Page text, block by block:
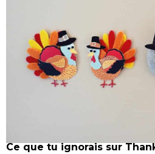
Ce que tu ignorais sur